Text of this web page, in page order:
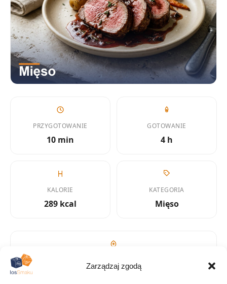
Zarządzaj zgodą
PRZYGOTOWANIE
10 min
GOTOWANIE
4 h
KALORIE
289 kcal
KATEGORIA
Mięso
Inne